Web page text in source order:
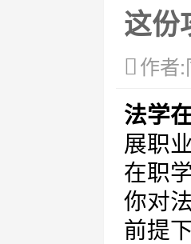
这份
作者
法学
展职
在职
你对
前提